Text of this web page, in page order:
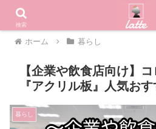
ホーム 暮らし
【企業や飲食店向け】
『アクリル板』人気お
暮らし
検索